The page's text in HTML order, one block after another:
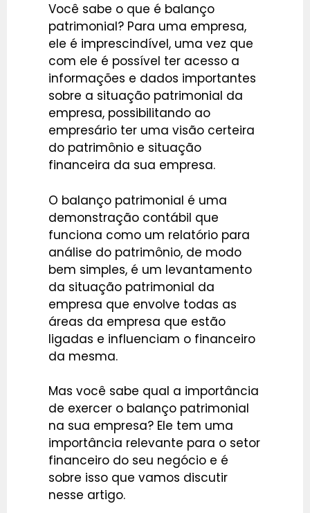
Você sabe o que é balanço
patrimonial? Para uma empresa,
ele é imprescindível, uma vez que
com ele é possível ter acesso a
informações e dados importantes
sobre a situação patrimonial da
empresa, possibilitando ao
empresário ter uma visão certeira
do patrimônio e situação
financeira da sua empresa.
O balanço patrimonial é uma
demonstração contábil que
funciona como um relatório para
análise do patrimônio, de modo
bem simples, é um levantamento
da situação patrimonial da
empresa que envolve todas as
áreas da empresa que estão
ligadas e influenciam o financeiro
da mesma.
Mas você sabe qual a importância
de exercer o balanço patrimonial
na sua empresa? Ele tem uma
importância relevante para o setor
financeiro do seu negócio e é
sobre isso que vamos discutir
nesse artigo.